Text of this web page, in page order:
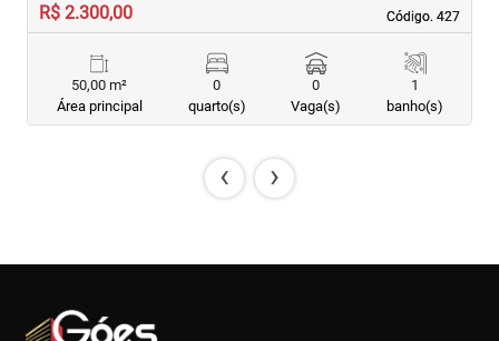
Código. 427
Código. 427
R$ 2.300,00
50,00 m²
Área principal
0
quarto(s)
0
Vaga(s)
1
banho(s)
‹ ›